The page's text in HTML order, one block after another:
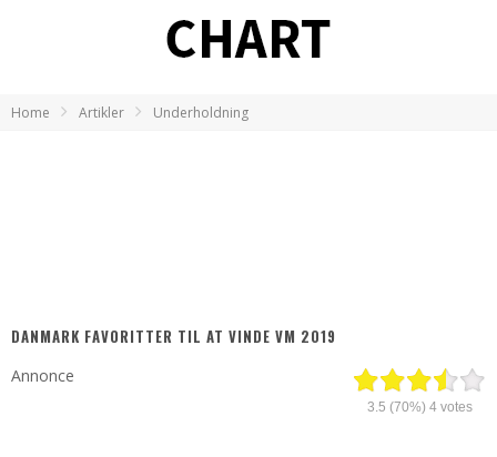
Home Artikler Underholdning
DANMARK FAVORITTER TIL AT VINDE VM 2019
3.5 (70%) 4votes
Annonce